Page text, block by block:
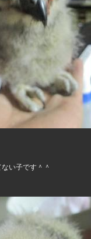
い子です＾＾